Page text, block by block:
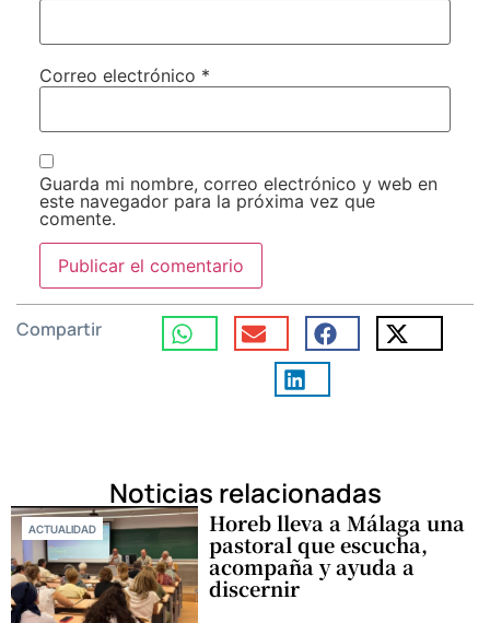
Correo electrónico *
Guarda mi nombre, correo electrónico y web en
este navegador para la próxima vez que
comente.
Compartir
Noticias relacionadas
ACTUALIDAD Horeb lleva a Málaga una
pastoral que escucha,
acompaña y ayuda a
discernir